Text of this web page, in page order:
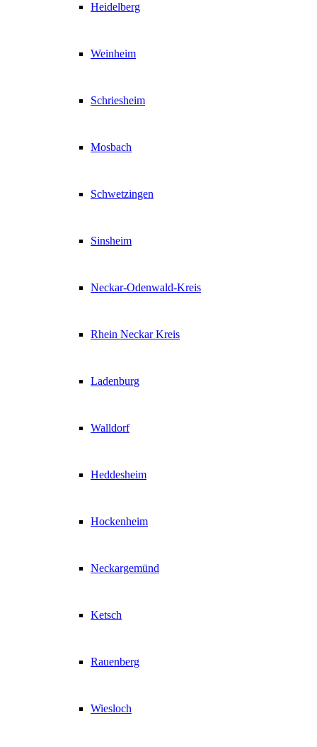
Heidelberg
Weinheim
Schriesheim
Mosbach
Schwetzingen
Sinsheim
Neckar-Odenwald-Kreis
Rhein Neckar Kreis
Ladenburg
Walldorf
Heddesheim
Hockenheim
Neckargemünd
Ketsch
Rauenberg
Wiesloch